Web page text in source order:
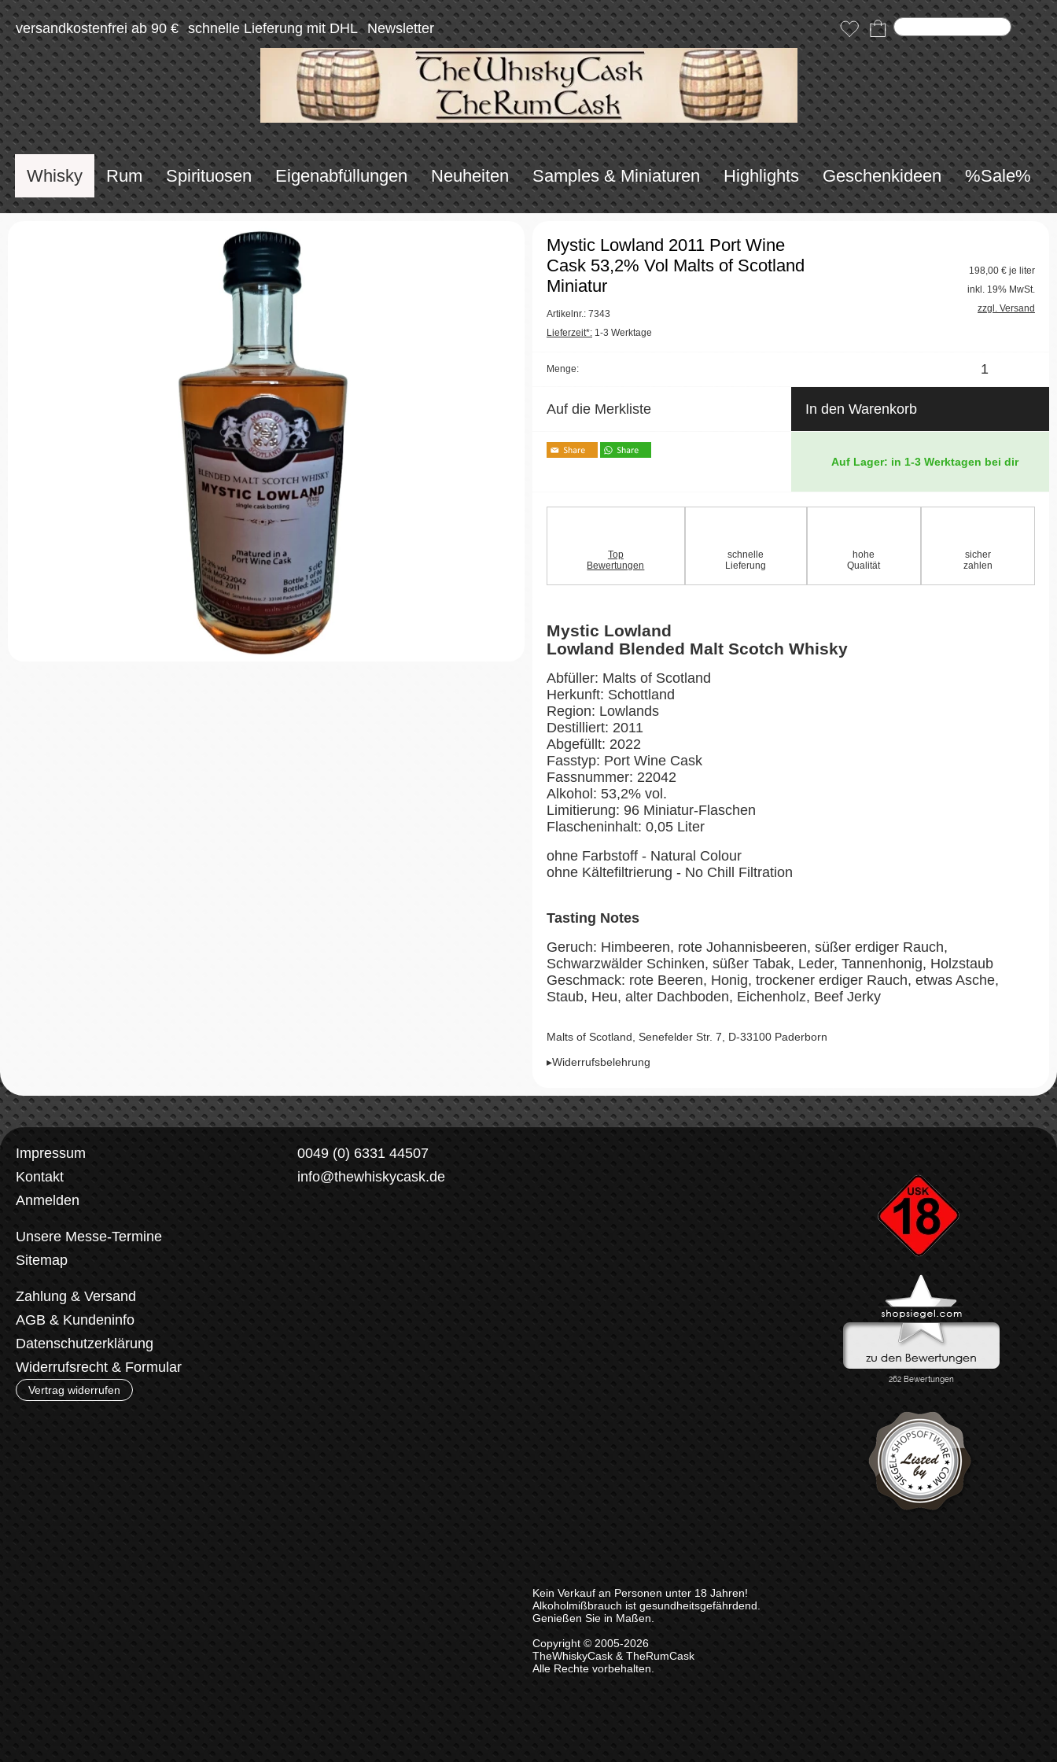
versandkostenfrei ab 90 € schnelle Lieferung mit DHL Newsletter
Whisky Rum Spirituosen Eigenabfüllungen Neuheiten Samples & Miniaturen Highlights Geschenkideen %Sale%
Mystic Lowland 2011 Port Wine
Cask 53,2% Vol Malts of Scotland
Miniatur
Artikelnr.: 7343
Lieferzeit*: 1-3 Werktage
198,00 € je liter
inkl. 19% MwSt.
zzgl. Versand
Menge:
Auf die Merkliste In den Warenkorb
Auf Lager: in 1-3 Werktagen bei dir
Top
Bewertungen
schnelle
Lieferung
hohe
Qualität
sicher
zahlen
Mystic Lowland
Lowland Blended Malt Scotch Whisky
Abfüller: Malts of Scotland
Herkunft: Schottland
Region: Lowlands
Destilliert: 2011
Abgefüllt: 2022
Fasstyp: Port Wine Cask
Fassnummer: 22042
Alkohol: 53,2% vol.
Limitierung: 96 Miniatur-Flaschen
Flascheninhalt: 0,05 Liter
ohne Farbstoff - Natural Colour
ohne Kältefiltrierung - No Chill Filtration
Tasting Notes
Geruch: Himbeeren, rote Johannisbeeren, süßer erdiger Rauch,
Schwarzwälder Schinken, süßer Tabak, Leder, Tannenhonig, Holzstaub
Geschmack: rote Beeren, Honig, trockener erdiger Rauch, etwas Asche,
Staub, Heu, alter Dachboden, Eichenholz, Beef Jerky
Malts of Scotland, Senefelder Str. 7, D-33100 Paderborn
▸Widerrufsbelehrung
Impressum
Kontakt
Anmelden
Unsere Messe-Termine
Sitemap
Zahlung & Versand
AGB & Kundeninfo
Datenschutzerklärung
Widerrufsrecht & Formular
Vertrag widerrufen
0049 (0) 6331 44507
info@thewhiskycask.de
Kein Verkauf an Personen unter 18 Jahren!
Alkoholmißbrauch ist gesundheitsgefährdend.
Genießen Sie in Maßen.
Copyright © 2005-2026
TheWhiskyCask & TheRumCask
Alle Rechte vorbehalten.